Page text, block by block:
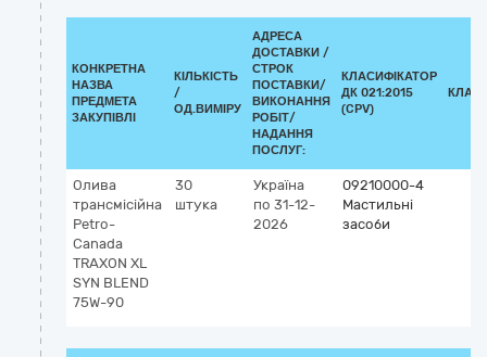
КОНКРЕТНА
НАЗВА
ПРЕДМЕТА
ЗАКУПІВЛІ
КІЛЬКІСТЬ
/
ОД.ВИМІРУ
АДРЕСА
ДОСТАВКИ /
СТРОК
ПОСТАВКИ/
ВИКОНАННЯ
РОБІТ/
НАДАННЯ
ПОСЛУГ:
КЛАСИФІКАТОР
ДК 021:2015
(CPV)
Олива
трансмісійна
​Petro-
Canada
TRAXON XL
SYN BLEND
75W-90
30
штука
Україна
по 31-12-
2026
09210000-4
Мастильні
засоби